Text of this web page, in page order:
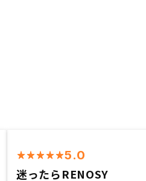
5.0
迷ったらRENOSY